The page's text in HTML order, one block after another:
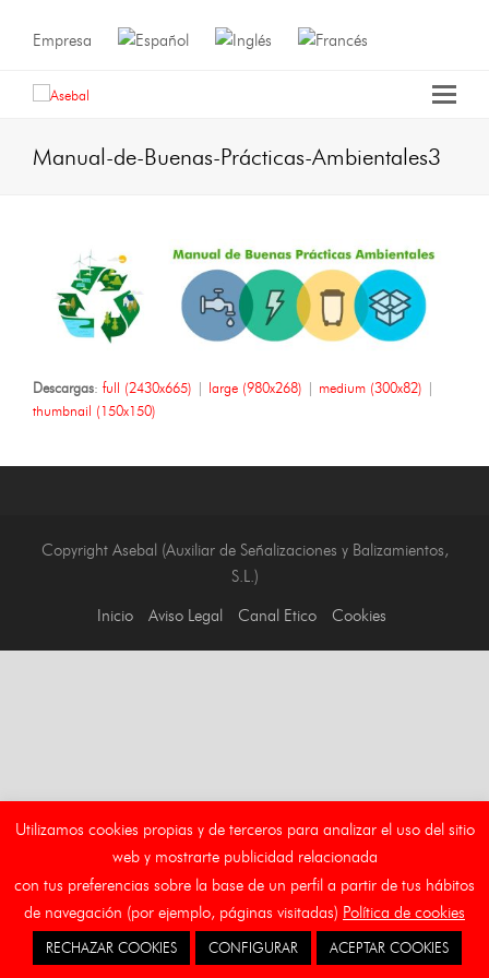
Empresa
Manual-de-Buenas-Prácticas-Ambientales3
Descargas: full (2430x665) | large (980x268) | medium (300x82) |
thumbnail (150x150)
Copyright Asebal (Auxiliar de Señalizaciones y Balizamientos,
S.L.)
Inicio
Aviso Legal Canal Etico Cookies
Utilizamos cookies propias y de terceros para analizar el uso del sitio
web y mostrarte publicidad relacionada
con tus preferencias sobre la base de un perfil a partir de tus hábitos
de navegación (por ejemplo, páginas visitadas) Política de cookies
RECHAZAR COOKIES CONFIGURAR ACEPTAR COOKIES